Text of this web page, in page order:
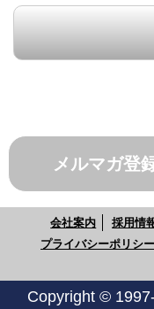
メルマガ登
会社案内 採用情
プライバシーポリシ
Copyright ©